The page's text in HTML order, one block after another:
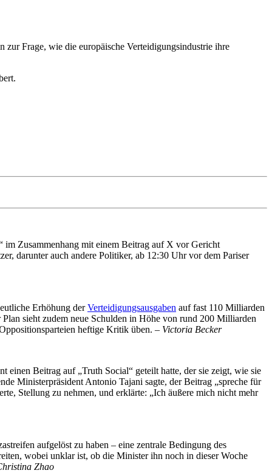
Frage, wie die europäische Verteidigungsindustrie ihre
im Zusammenhang mit einem Beitrag auf X vor Gericht
darunter auch andere Politiker, ab 12:30 Uhr vor dem Pariser
Erhöhung derVerteidigungsausgaben auf fast 110 Milliarden
sieht zudem neue Schulden in Höhe von rund 200 Milliarden
heftige Kritik üben. – Victoria Becker
einen Beitrag auf „Truth Social“ geteilt hatte, der sie zeigt, wie sie
Ministerpräsident Antonio Tajani sagte, der Beitrag „spreche für
Stellung zu nehmen, und erklärte: „Ich äußere mich nicht mehr
aufgelöst zu haben – eine zentrale Bedingung des
wobei unklar ist, ob die Minister ihn noch in dieser Woche
Zhao